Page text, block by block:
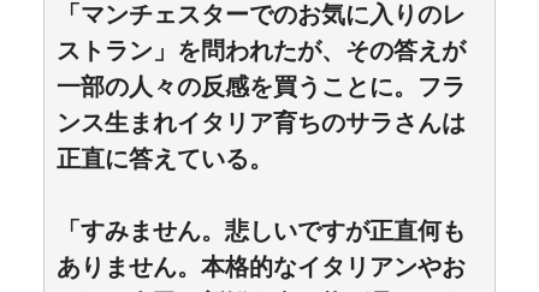
「マンチェスターでのお気に入りのレ
ストラン」を問われたが、その答えが
一部の人々の反感を買うことに。フラ
ンス生まれイタリア育ちのサラさんは
正直に答えている。
「すみません。悲しいですが正直何も
ありません。本格的なイタリアンやお